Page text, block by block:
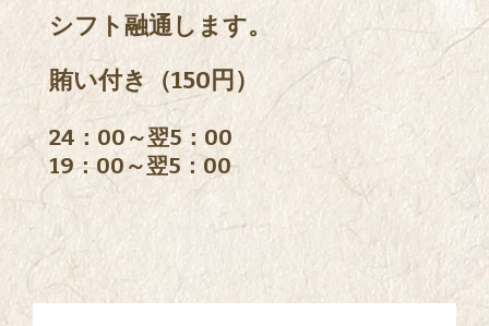
シフト融通します。
賄い付き（150円）
24：00～翌5：00
19：00～翌5：00